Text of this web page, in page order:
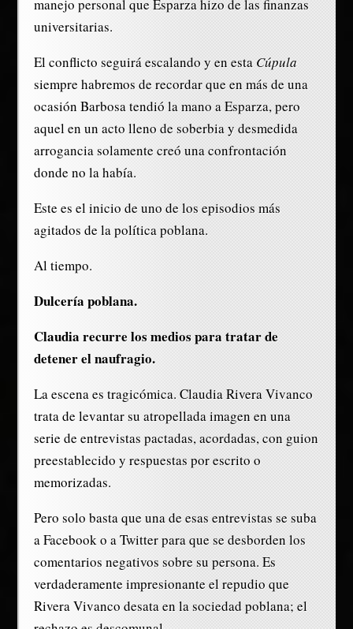
manejo personal que Esparza hizo de las finanzas
universitarias.
El conflicto seguirá escalando y en esta Cúpula
siempre habremos de recordar que en más de una
ocasión Barbosa tendió la mano a Esparza, pero
aquel en un acto lleno de soberbia y desmedida
arrogancia solamente creó una confrontación
donde no la había.
Este es el inicio de uno de los episodios más
agitados de la política poblana.
Al tiempo.
Dulcería poblana.
Claudia recurre los medios para tratar de
detener el naufragio.
La escena es tragicómica. Claudia Rivera Vivanco
trata de levantar su atropellada imagen en una
serie de entrevistas pactadas, acordadas, con guion
preestablecido y respuestas por escrito o
memorizadas.
Pero solo basta que una de esas entrevistas se suba
a Facebook o a Twitter para que se desborden los
comentarios negativos sobre su persona. Es
verdaderamente impresionante el repudio que
Rivera Vivanco desata en la sociedad poblana; el